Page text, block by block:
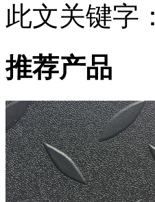
此文关键字：
推荐产品